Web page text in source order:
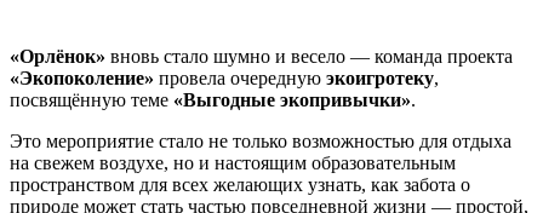
«Орлёнок» вновь стало шумно и весело — команда проекта
«Экопоколение» провела очередную экоигротеку,
посвящённую теме «Выгодные экопривычки».
Это мероприятие стало не только возможностью для отдыха
на свежем воздухе, но и настоящим образовательным
пространством для всех желающих узнать, как забота о
природе может стать частью повседневной жизни — простой,